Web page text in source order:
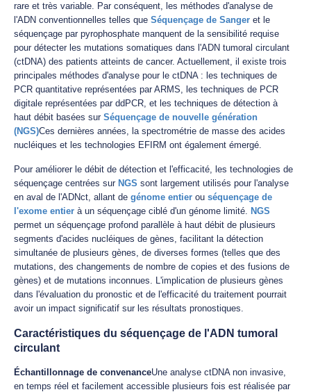
rare et très variable. Par conséquent, les méthodes d'analyse de
l'ADN conventionnelles telles que Séquençage de Sanger et le
séquençage par pyrophosphate manquent de la sensibilité requise
pour détecter les mutations somatiques dans l'ADN tumoral circulant
(ctDNA) des patients atteints de cancer. Actuellement, il existe trois
principales méthodes d'analyse pour le ctDNA : les techniques de
PCR quantitative représentées par ARMS, les techniques de PCR
digitale représentées par ddPCR, et les techniques de détection à
haut débit basées sur Séquençage de nouvelle génération
(NGS)Ces dernières années, la spectrométrie de masse des acides
nucléiques et les technologies EFIRM ont également émergé.
Pour améliorer le débit de détection et l'efficacité, les technologies de
séquençage centrées sur NGS sont largement utilisés pour l'analyse
en aval de l'ADNct, allant de génome entier ou séquençage de
l'exome entier à un séquençage ciblé d'un génome limité. NGS
permet un séquençage profond parallèle à haut débit de plusieurs
segments d'acides nucléiques de gènes, facilitant la détection
simultanée de plusieurs gènes, de diverses formes (telles que des
mutations, des changements de nombre de copies et des fusions de
gènes) et de mutations inconnues. L'implication de plusieurs gènes
dans l'évaluation du pronostic et de l'efficacité du traitement pourrait
avoir un impact significatif sur les résultats pronostiques.
Caractéristiques du séquençage de l'ADN tumoral
circulant
Échantillonnage de convenanceUne analyse ctDNA non invasive,
en temps réel et facilement accessible plusieurs fois est réalisée par